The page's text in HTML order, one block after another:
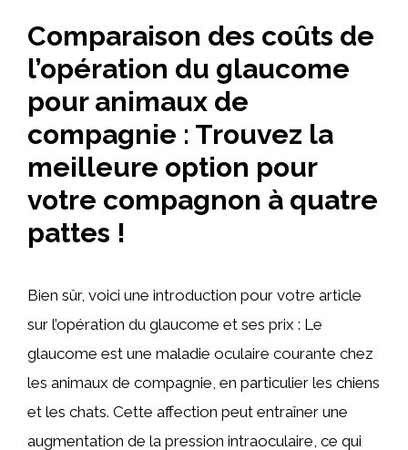
Comparaison des coûts de
l’opération du glaucome
pour animaux de
compagnie : Trouvez la
meilleure option pour
votre compagnon à quatre
pattes !
Bien sûr, voici une introduction pour votre article
sur l’opération du glaucome et ses prix : Le
glaucome est une maladie oculaire courante chez
les animaux de compagnie, en particulier les chiens
et les chats. Cette affection peut entraîner une
augmentation de la pression intraoculaire, ce qui